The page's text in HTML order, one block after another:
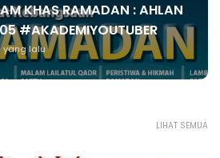
KHAS RAMADAN : AHLAN
#AKADEMIYOUTUBER
yang lalu
LIHAT SEMUA